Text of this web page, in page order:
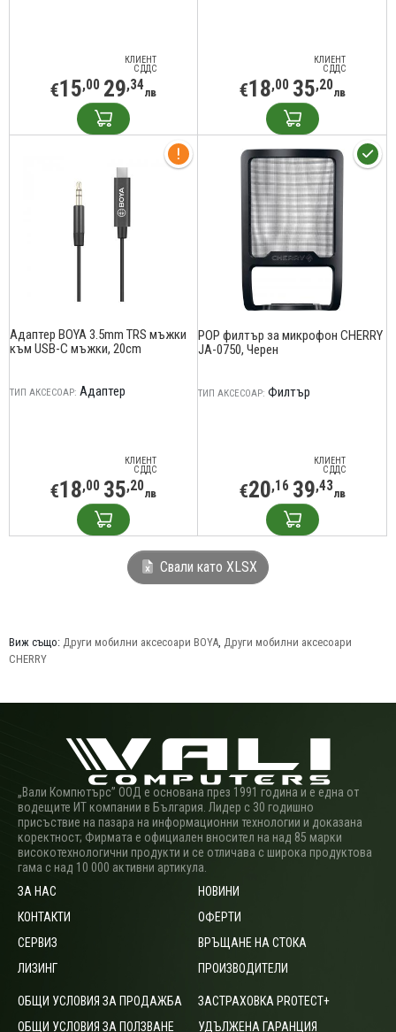
КЛИЕНТ
С ДДС
€15,00 29,34лв
КЛИЕНТ
С ДДС
€18,00 35,20лв
Адаптер BOYA 3.5mm TRS мъжки
към USB-C мъжки, 20cm
ТИП АКСЕСОАР: Адаптер
КЛИЕНТ
С ДДС
€18,00 35,20лв
POP филтър за микрофон CHERRY
JA-0750, Черен
ТИП АКСЕСОАР: Филтър
КЛИЕНТ
С ДДС
€20,16 39,43лв
Свали като XLSX
Виж също: Други мобилни аксесоари BOYA, Други мобилни аксесоари
CHERRY
„Вали Компютърс” ООД е основана през 1991 година и е една от
водещите ИТ компании в България. Лидер с 30 годишно
присъствие на пазара на информационни технологии и доказана
коректност; Фирмата е официален вносител на над 85 марки
високотехнологични продукти и се отличава с широка продуктова
гама с над 10 000 активни артикула.
ЗА НАС
КОНТАКТИ
СЕРВИЗ
ЛИЗИНГ
НОВИНИ
ОФЕРТИ
ВРЪЩАНЕ НА СТОКА
ПРОИЗВОДИТЕЛИ
ОБЩИ УСЛОВИЯ ЗА ПРОДАЖБА
ОБЩИ УСЛОВИЯ ЗА ПОЛЗВАНЕ
ЗАСТРАХОВКА PROTECT+
УДЪЛЖЕНА ГАРАНЦИЯ